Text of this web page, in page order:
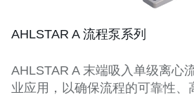
AHLSTAR A 流程泵系列
AHLSTAR A 末端吸入单级离心
业应用，以确保流程的可靠性、